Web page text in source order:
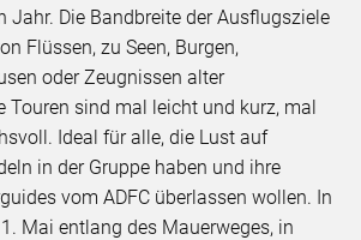
Jahr. Die Bandbreite der Ausflugsziele
Flüssen, zu Seen, Burgen,
oder Zeugnissen alter
Touren sind mal leicht und kurz, mal
Ideal für alle, die Lust auf
in der Gruppe haben und ihre
vom ADFC überlassen wollen. In
Mai entlang des Mauerweges, in